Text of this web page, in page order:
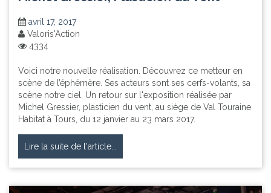
avril 17, 2017
Valoris'Action
4334
Voici notre nouvelle réalisation. Découvrez ce metteur en
scène de l’éphémère. Ses acteurs sont ses cerfs-volants, sa
scène notre ciel. Un retour sur l'exposition réalisée par
Michel Gressier, plasticien du vent, au siège de Val Touraine
Habitat à Tours, du 12 janvier au 23 mars 2017.
Lire la suite de l'article...